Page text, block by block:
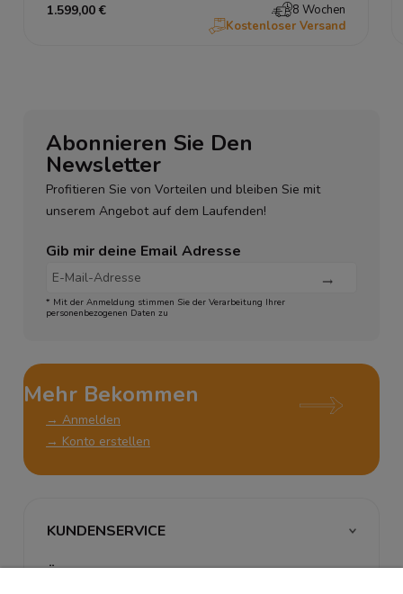
1.599,00 €
8 Wochen
Kostenloser Versand
Abonnieren Sie Den
Newsletter
Profitieren Sie von Vorteilen und bleiben Sie mit
unserem Angebot auf dem Laufenden!
Gib mir deine Email Adresse
* Mit der Anmeldung stimmen Sie der Verarbeitung Ihrer
personenbezogenen Daten zu
Mehr Bekommen
→ Anmelden
→ Konto erstellen
KUNDENSERVICE
ÜBER UNS & RECHTLICHES